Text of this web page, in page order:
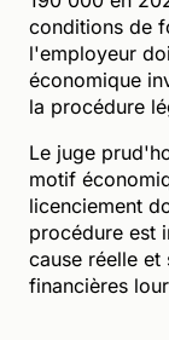
conditions de
l'employeur
économique
la procédure
Le juge
motif
licenciement
procédure est
cause réelle et
financières